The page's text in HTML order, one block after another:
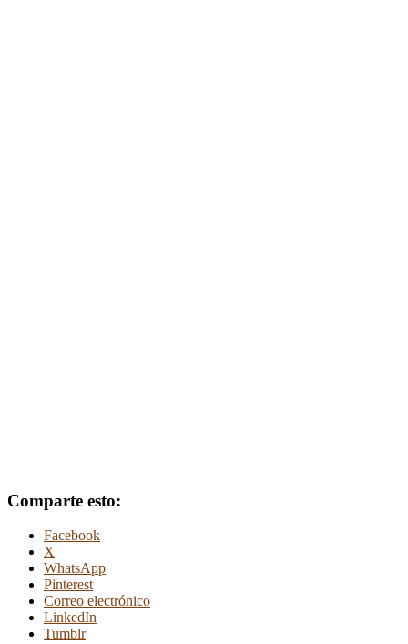
Comparte esto:
Facebook
X
WhatsApp
Pinterest
Correo electrónico
LinkedIn
Tumblr